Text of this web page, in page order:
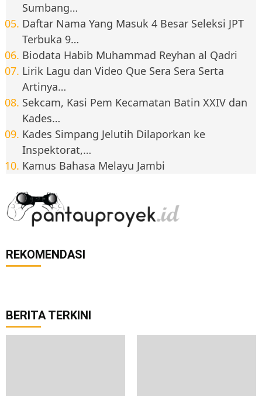
Sumbang…
Daftar Nama Yang Masuk 4 Besar Seleksi JPT
Terbuka 9…
Biodata Habib Muhammad Reyhan al Qadri
Lirik Lagu dan Video Que Sera Sera Serta
Artinya…
Sekcam, Kasi Pem Kecamatan Batin XXIV dan
Kades…
Kades Simpang Jelutih Dilaporkan ke
Inspektorat,…
Kamus Bahasa Melayu Jambi
REKOMENDASI
BERITA TERKINI